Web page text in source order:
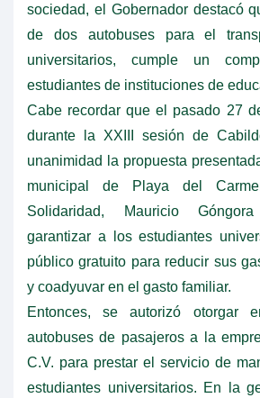
sociedad, el Gobernador destacó
de dos autobuses para el
universitarios, cumple un
estudiantes de instituciones de
Cabe recordar que el pasado 27
durante la XXIII sesión de
unanimidad la propuesta
municipal de Playa del
Solidaridad, Mauricio
garantizar a los estudiantes
público gratuito para reducir sus
y coadyuvar en el gasto familiar.
Entonces, se autorizó otorgar
autobuses de pasajeros a la
C.V. para prestar el servicio de
estudiantes universitarios. En la